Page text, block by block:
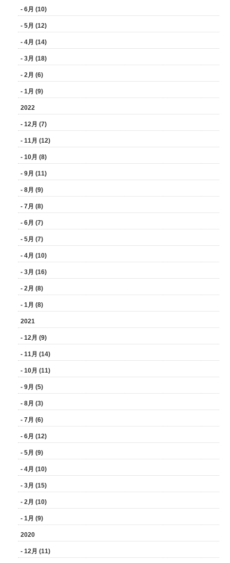
- 6月 (10)
- 5月 (12)
- 4月 (14)
- 3月 (18)
- 2月 (6)
- 1月 (9)
2022
- 12月 (7)
- 11月 (12)
- 10月 (8)
- 9月 (11)
- 8月 (9)
- 7月 (8)
- 6月 (7)
- 5月 (7)
- 4月 (10)
- 3月 (16)
- 2月 (8)
- 1月 (8)
2021
- 12月 (9)
- 11月 (14)
- 10月 (11)
- 9月 (5)
- 8月 (3)
- 7月 (6)
- 6月 (12)
- 5月 (9)
- 4月 (10)
- 3月 (15)
- 2月 (10)
- 1月 (9)
2020
- 12月 (11)